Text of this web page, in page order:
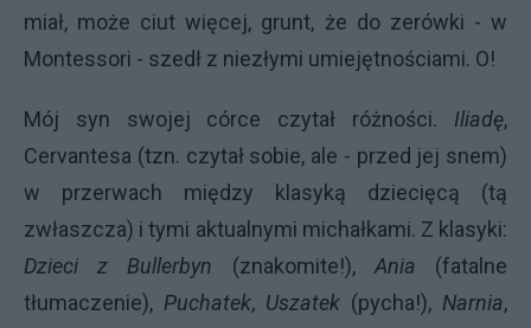
miał, może ciut więcej, grunt, że do zerówki - w
Montessori - szedł z niezłymi umiejętnościami. O!
Mój syn swojej córce czytał różności. Iliadę,
Cervantesa (tzn. czytał sobie, ale - przed jej snem)
w przerwach między klasyką dziecięcą (tą
zwłaszcza) i tymi aktualnymi michałkami. Z klasyki:
Dzieci z Bullerbyn (znakomite!), Ania (fatalne
tłumaczenie), Puchatek, Uszatek (pycha!), Narnia,